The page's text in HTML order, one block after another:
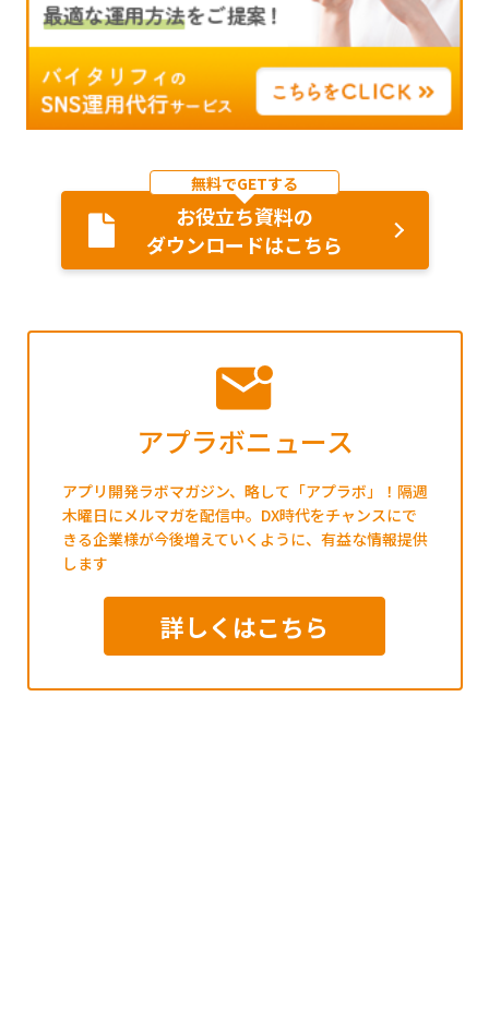
お役立ち資料の
ダウンロードはこちら
無料でGETする
アプラボニュース
アプリ開発ラボマガジン、略して「アプラボ」！隔週
木曜日にメルマガを配信中。DX時代をチャンスにで
きる企業様が今後増えていくように、有益な情報提供
します
詳しくはこちら